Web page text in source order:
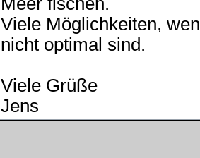
Viele Möglichkeiten,
nicht optimal sind.
Viele Grüße
Jens